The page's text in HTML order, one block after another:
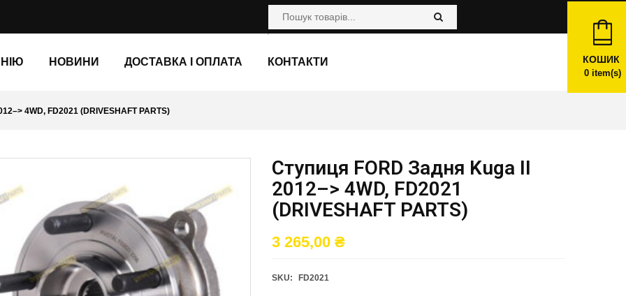
НОВИНИ ДОСТАВКА І ОПЛАТА КОНТАКТИ КОШИК
0item(s)
4WD, FD2021 (DRIVESHAFT PARTS)
Ступиця FORD Задня Kuga II
2012–> 4WD, FD2021
(DRIVESHAFT PARTS)
3 265,00 ₴
SKU: FD2021